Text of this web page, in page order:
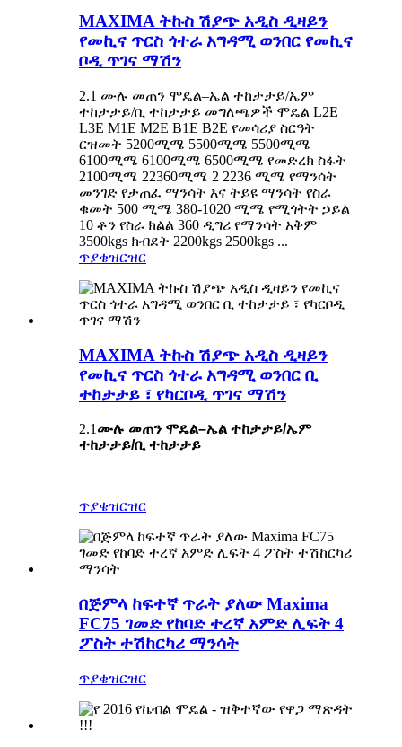
MAXIMA ትኩስ ሽያጭ አዲስ ዲዛይን
የመኪና ጥርስ ጎተራ አግዳሚ ወንበር የመኪና
ቦዲ ጥገና ማሽን
2.1 ሙሉ መጠን ሞዴል–ኤል ተከታታይ/ኤም
ተከታታይ/ቢ ተከታታይ መግለጫዎች ሞዴል L2E
L3E M1E M2E B1E B2E የመሳሪያ ስርዓት
ርዝመት 5200ሚሜ 5500ሚሜ 5500ሚሜ
6100ሚሜ 6100ሚሜ 6500ሚሜ የመድረክ ስፋት
2100ሚሜ 22360ሚሜ 2 2236 ሚሜ የማንሳት
መንገድ የታጠፈ ማንሳት እና ትይዩ ማንሳት የስራ
ቁመት 500 ሚሜ 380-1020 ሚሜ የሚጎትት ኃይል
10 ቶን የስራ ክልል 360 ዲግሪ የማንሳት አቅም
3500kgs ክብደት 2200kgs 2500kgs ...
ጥያቄዝርዝር
MAXIMA ትኩስ ሽያጭ አዲስ ዲዛይን
የመኪና ጥርስ ጎተራ አግዳሚ ወንበር ቢ
ተከታታይ ፣ የካርቦዲ ጥገና ማሽን
2.1ሙሉ መጠን ሞዴል–ኤል ተከታታይ/ኤም
ተከታታይ/ቢ ተከታታይ
ጥያቄዝርዝር
በጅምላ ከፍተኛ ጥራት ያለው Maxima
FC75 ገመድ የከባድ ተረኛ አምድ ሊፍት 4
ፖስት ተሽከርካሪ ማንሳት
ጥያቄዝርዝር